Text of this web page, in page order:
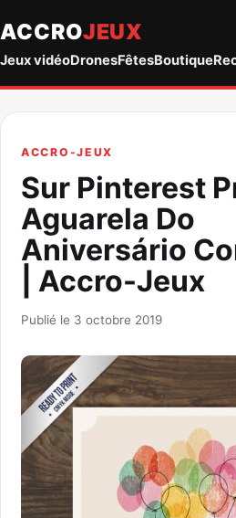
ACCROJEUX
Jeux vidéoDronesFêtesBoutique
ACCRO-JEUX
Sur Pinterest
Aguarela Do
Aniversário
| Accro-Jeux
Publié le 3 octobre 2019